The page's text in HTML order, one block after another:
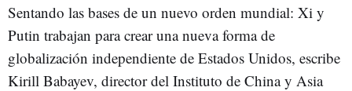
Sentando las bases de un nuevo orden mundial: Xi y
Putin trabajan para crear una nueva forma de
globalización independiente de Estados Unidos, escribe
Kirill Babayev, director del Instituto de China y Asia